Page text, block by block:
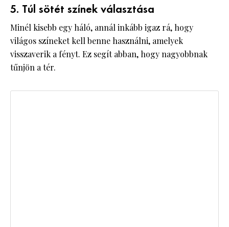
5. Túl sötét színek választása
Minél kisebb egy háló, annál inkább igaz rá, hogy
világos színeket kell benne használni, amelyek
visszaverik a fényt. Ez segít abban, hogy nagyobbnak
tűnjön a tér.